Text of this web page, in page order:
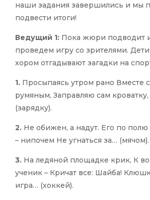
наши задания завершились и мы
подвести итоги!
Ведущий 1: Пока жюри подводит
проведем игру со зрителями.
хором отгадывают загадки на
1. Просыпаясь утром рано Вместе
румяным, Заправляю сам
(зарядку).
2. Не обижен, а надут. Его по полю
– нипочем Не угнаться за… (мячом).
3. На ледяной площадке крик, К
ученик – Кричат все: Шайба!
игра… (хоккей).